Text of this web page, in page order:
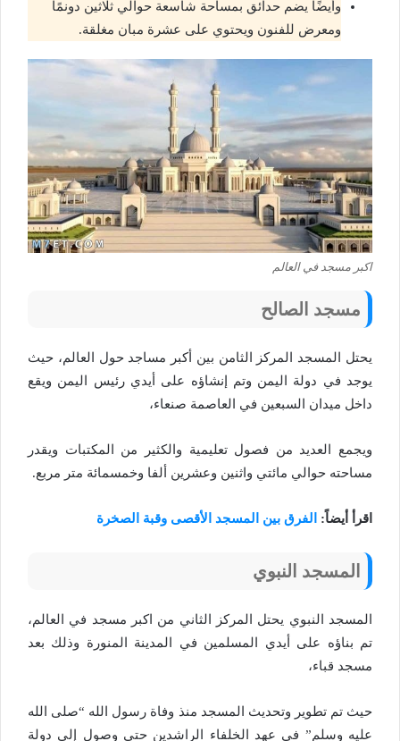
وأيضًا يضم حدائق بمساحة شاسعة حوالي ثلاثين دونمًا
ومعرض للفنون ويحتوي على عشرة مبان مغلقة.
اكبر مسجد في العالم
مسجد الصالح
يحتل المسجد المركز الثامن بين أكبر مساجد حول العالم، حيث
يوجد في دولة اليمن وتم إنشاؤه على أيدي رئيس اليمن ويقع
داخل ميدان السبعين في العاصمة صنعاء،
ويجمع العديد من فصول تعليمية والكثير من المكتبات ويقدر
مساحته حوالي مائتي واثنين وعشرين ألفا وخمسمائة متر مربع.
اقرأ أيضاً: الفرق بين المسجد الأقصى وقبة الصخرة
المسجد النبوي
المسجد النبوي يحتل المركز الثاني من اكبر مسجد في العالم،
تم بناؤه على أيدي المسلمين في المدينة المنورة وذلك بعد
مسجد قباء،
حيث تم تطوير وتحديث المسجد منذ وفاة رسول الله “صلى الله
عليه وسلم” في عهد الخلفاء الراشدين حتى وصول إلى دولة